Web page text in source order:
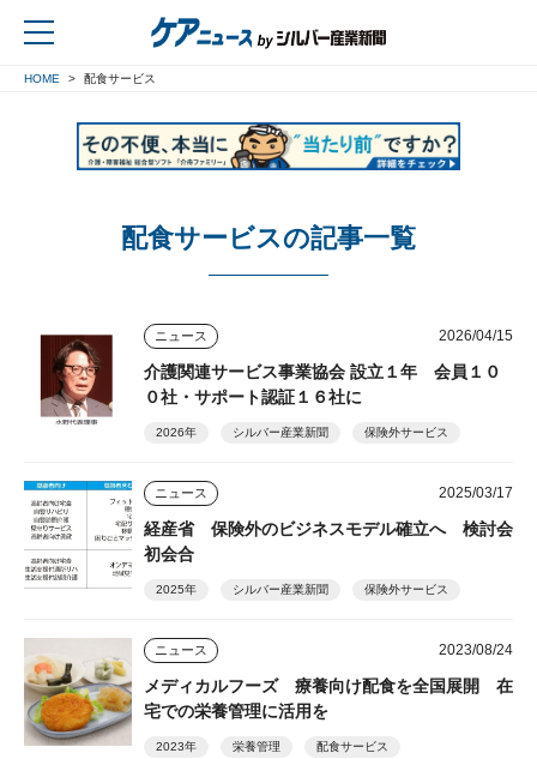
HOME 配食サービス
配食サービスの記事一覧
ニュース 2026/04/15
介護関連サービス事業協会 設立１年 会員１０
０社・サポート認証１６社に
2026年 シルバー産業新聞 保険外サービス
ニュース 2025/03/17
経産省 保険外のビジネスモデル確立へ 検討会
初会合
2025年 シルバー産業新聞 保険外サービス
ニュース 2023/08/24
メディカルフーズ 療養向け配食を全国展開 在
宅での栄養管理に活用を
2023年 栄養管理 配食サービス